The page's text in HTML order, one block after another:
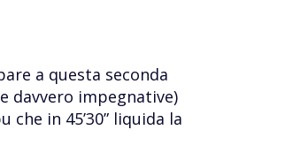
a questa seconda
davvero impegnative)
in 45’30” liquida la